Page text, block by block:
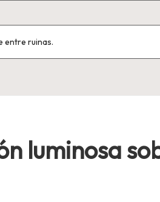
entre ruinas.
luminosa